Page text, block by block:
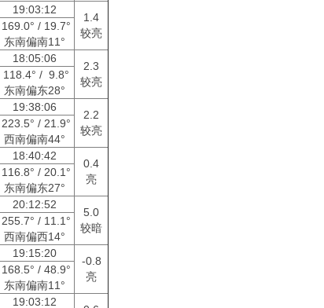
19:03:12
1.4
较亮
169.0° / 19.7°
东南偏南11°
18:05:06
2.3
较亮
118.4° / 9.8°
东南偏东28°
19:38:06
2.2
较亮
223.5° / 21.9°
西南偏南44°
18:40:42
0.4
亮
116.8° / 20.1°
东南偏东27°
20:12:52
5.0
较暗
255.7° / 11.1°
西南偏西14°
19:15:20
-0.8
亮
168.5° / 48.9°
东南偏南11°
19:03:12